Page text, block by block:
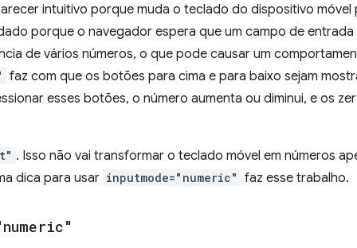
intuitivo porque muda o teclado do dispositivo móvel
porque o navegador espera que um campo de entrada
de vários números, o que pode causar um
faz com que os botões para cima e para baixo sejam
esses botões, o número aumenta ou diminui, e os
. Isso não vai transformar o teclado móvel em números
dica para usar inputmode="numeric" faz esse trabalho.